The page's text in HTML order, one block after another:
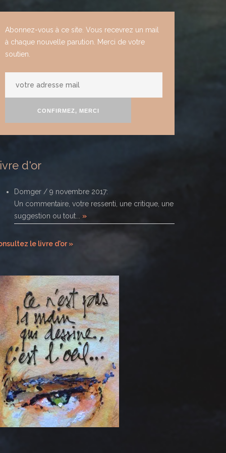
Abonnez-vous à ce site. Vous recevrez un mail
à chaque nouvelle parution. Merci de votre
soutien.
adresse
CONFIRMEZ, MERCI
d'or
Domger / 9 novembre 2017:
Un commentaire, votre ressenti, une critique, une
suggestion ou tout... »
le livre d'or »